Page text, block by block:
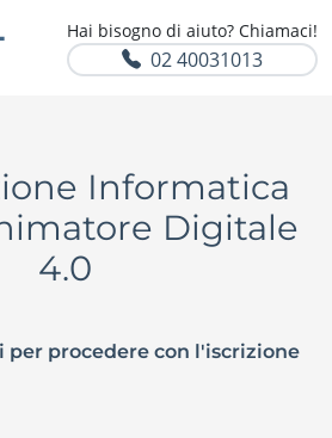
Hai bisogno di aiuto? Chiamaci!
02 40031013
Informatica
Digitale
4.0
per procedere con l'iscrizione